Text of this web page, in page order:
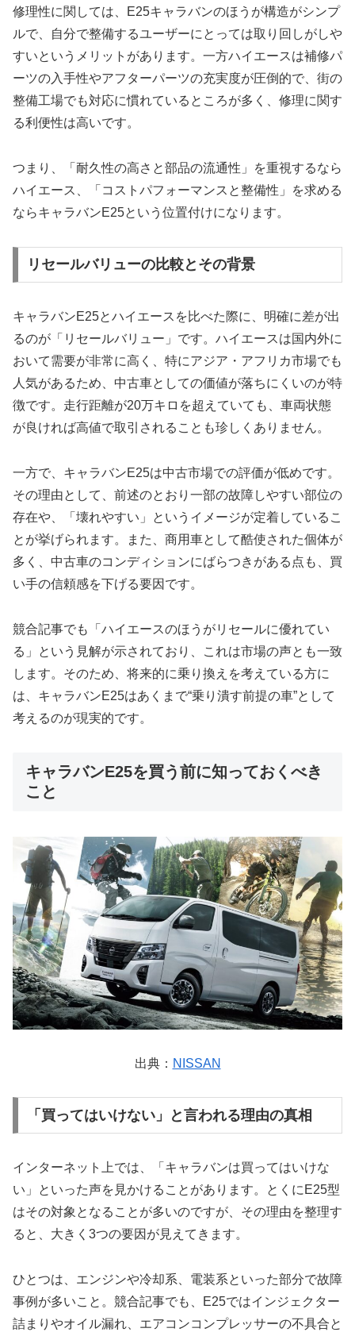
修理性に関しては、E25キャラバンのほうが構造がシンプ
ルで、自分で整備するユーザーにとっては取り回しがしや
すいというメリットがあります。一方ハイエースは補修パ
ーツの入手性やアフターパーツの充実度が圧倒的で、街の
整備工場でも対応に慣れているところが多く、修理に関す
る利便性は高いです。
つまり、「耐久性の高さと部品の流通性」を重視するなら
ハイエース、「コストパフォーマンスと整備性」を求める
ならキャラバンE25という位置付けになります。
リセールバリューの比較とその背景
キャラバンE25とハイエースを比べた際に、明確に差が出
るのが「リセールバリュー」です。ハイエースは国内外に
おいて需要が非常に高く、特にアジア・アフリカ市場でも
人気があるため、中古車としての価値が落ちにくいのが特
徴です。走行距離が20万キロを超えていても、車両状態
が良ければ高値で取引されることも珍しくありません。
一方で、キャラバンE25は中古市場での評価が低めです。
その理由として、前述のとおり一部の故障しやすい部位の
存在や、「壊れやすい」というイメージが定着しているこ
とが挙げられます。また、商用車として酷使された個体が
多く、中古車のコンディションにばらつきがある点も、買
い手の信頼感を下げる要因です。
競合記事でも「ハイエースのほうがリセールに優れてい
る」という見解が示されており、これは市場の声とも一致
します。そのため、将来的に乗り換えを考えている方に
は、キャラバンE25はあくまで“乗り潰す前提の車”として
考えるのが現実的です。
キャラバンE25を買う前に知っておくべき
こと
出典： NISSAN
「買ってはいけない」と言われる理由の真相
インターネット上では、「キャラバンは買ってはいけな
い」といった声を見かけることがあります。とくにE25型
はその対象となることが多いのですが、その理由を整理す
ると、大きく3つの要因が見えてきます。
ひとつは、エンジンや冷却系、電装系といった部分で故障
事例が多いこと。競合記事でも、E25ではインジェクター
詰まりやオイル漏れ、エアコンコンプレッサーの不具合と